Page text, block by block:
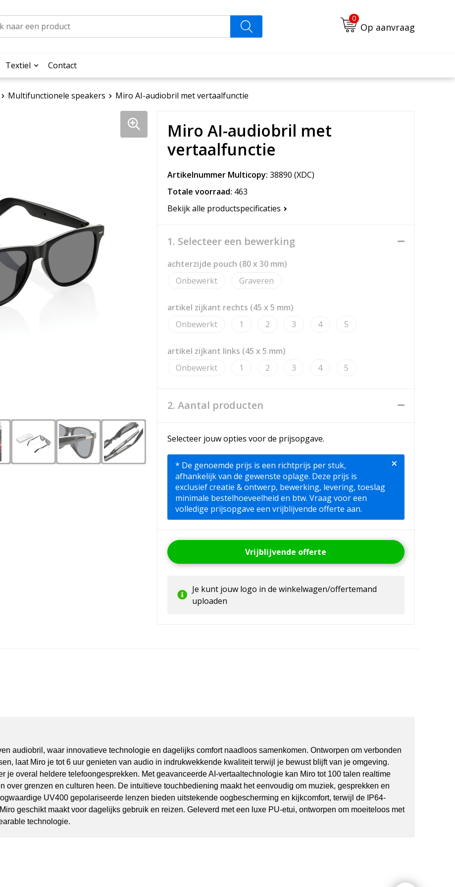
0
Op aanvraag
Textiel Contact
Multifunctionele speakers Miro AI-audiobril met vertaalfunctie
Miro AI-audiobril met
vertaalfunctie
Artikelnummer Multicopy: 38890 (XDC)
Totale voorraad: 463
Bekijk alle productspecificaties
1. Selecteer een bewerking
achterzijde pouch (80 x 30 mm)
Onbewerkt
Graveren
artikel zijkant rechts (45 x 5 mm)
Onbewerkt
1 2 3 4 5
artikel zijkant links (45 x 5 mm)
Onbewerkt
1 2 3 4 5
2. Aantal producten
Selecteer jouw opties voor de prijsopgave.
* De genoemde prijs is een richtprijs per stuk,
afhankelijk van de gewenste oplage. Deze prijs is
exclusief creatie & ontwerp, bewerking, levering, toeslag
minimale bestelhoeveelheid en btw. Vraag voor een
volledige prijsopgave een vrijblijvende offerte aan.
×
Vrijblijvende offerte
Je kunt jouw logo in de winkelwagen/offertemand
uploaden
audiobril, waar innovatieve technologie en dagelijks comfort naadloos samenkomen. Ontworpen om verbonden
laat Miro je tot 6 uur genieten van audio in indrukwekkende kwaliteit terwijl je bewust blijft van je omgeving.
je overal heldere telefoongesprekken. Met geavanceerde AI-vertaaltechnologie kan Miro tot 100 talen realtime
over grenzen en culturen heen. De intuïtieve touchbediening maakt het eenvoudig om muziek, gesprekken en
UV400 gepolariseerde lenzen bieden uitstekende oogbescherming en kijkcomfort, terwijl de IP64-
geschikt maakt voor dagelijks gebruik en reizen. Geleverd met een luxe PU-etui, ontworpen om moeiteloos met
technologie.